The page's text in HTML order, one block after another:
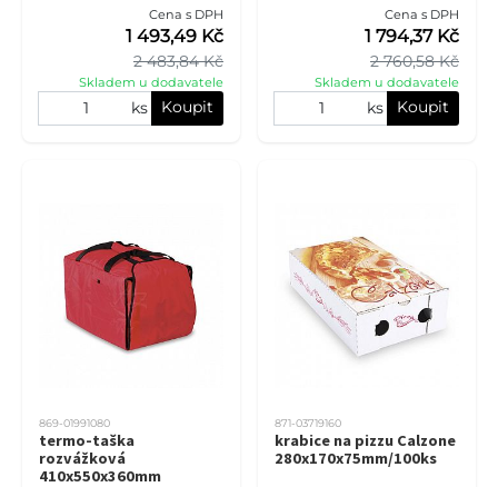
Cena s DPH
2 483,84 Kč
1 493,49 Kč
Skladem u dodavatele
ks Koupit
Cena s DPH
2 760,58 Kč
1 794,37 Kč
Skladem u dodavatele
ks Koupit
869-01991080
termo-taška
rozvážková
410x550x360mm
871-03719160
krabice na pizzu Calzone
280x170x75mm/100ks